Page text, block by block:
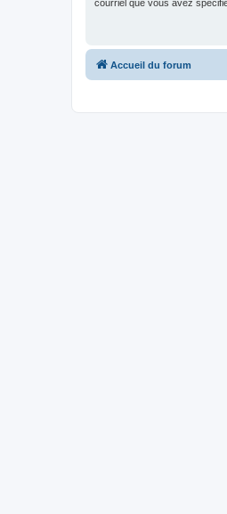
courriel que vous avez
Accueil du forum